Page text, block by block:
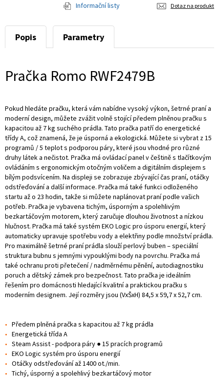
Informační listy Dotaz na produkt
Popis Parametry
Pračka Romo RWF2479B
Pokud hledáte pračku, která vám nabídne vysoký výkon, šetrné praní a
moderní design, můžete zvážit volně stojící předem plněnou pračku s
kapacitou až 7 kg suchého prádla. Tato pračka patří do energetické
třídy A, což znamená, že je úsporná a ekologická. Můžete si vybrat z 15
programů / 5 teplot s podporou páry, které jsou vhodné pro různé
druhy látek a nečistot. Pračka má ovládací panel v češtině s tlačítkovým
ovládáním s ergonomickým otočným voličem a digitálním displejem s
bílým podsvícením. Na displeji se zobrazuje zbývající čas praní, otáčky
odstřeďování a další informace. Pračka má také funkci odloženého
startu až o 23 hodin, takže si můžete naplánovat praní podle vašich
potřeb. Pračka je vybavena tichým, úsporným a spolehlivým
bezkartáčovým motorem, který zaručuje dlouhou životnost a nízkou
hlučnost. Pračka má také systém EKO Logic pro úsporu energií, který
automaticky upravuje spotřebu vody a elektřiny podle množství prádla.
Pro maximálně šetrné praní prádla slouží perlový buben – speciální
struktura bubnu s jemnými vypouklými body na povrchu. Pračka má
také ochranu proti přetečení / nadměrnému pěnění, autodiagnostiku
poruch a dětský zámek pro bezpečnost. Tato pračka je ideálním
řešením pro domácnosti hledající kvalitní a praktickou pračku s
moderním designem. Její rozměry jsou (VxŠxH) 84,5 x 59,7 x 52,7 cm.
Předem plněná pračka s kapacitou až 7 kg prádla
Energetická třída A
Steam Assist - podpora páry ● 15 pracích programů
EKO Logic systém pro úsporu energií
Otáčky odstřeďování až 1400 ot./min.
Tichý, úsporný a spolehlivý bezkartáčový motor